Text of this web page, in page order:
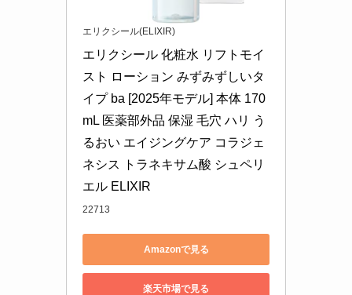
エリクシール(ELIXIR)
エリクシール 化粧水 リフトモイ
スト ローション みずみずしいタ
イプ ba [2025年モデル] 本体 170
mL 医薬部外品 保湿 毛穴 ハリ う
るおい エイジングケア コラジェ
ネシス トラネキサム酸 シュペリ
エル ELIXIR
22713
Amazonで見る
楽天市場で見る